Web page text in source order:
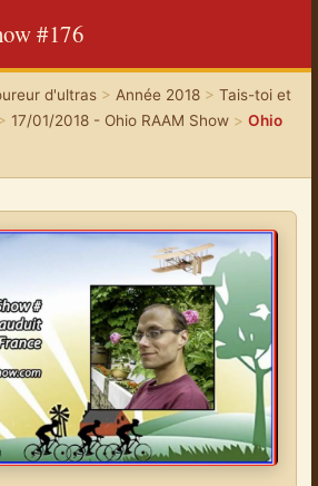
#176
d'ultras> Année 2018> Tais-toi et
17/01/2018 - Ohio RAAM Show> Ohio